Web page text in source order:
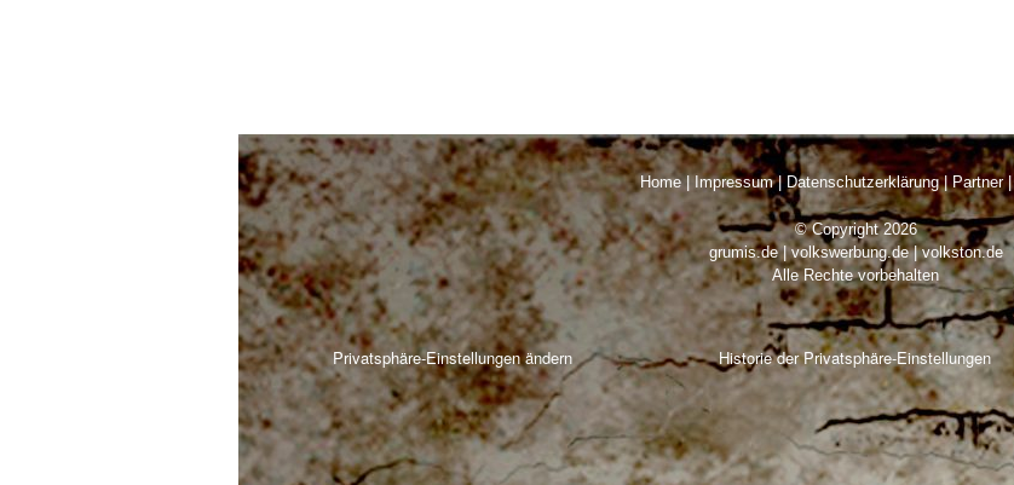
Home| Impressum| Datenschutzerklärung| Partner|
© Copyright 2026
grumis.de | volkswerbung.de | volkston.de
Alle Rechte vorbehalten
Privatsphäre-Einstellungen ändern Historie der Privatsphäre-Einstellungen